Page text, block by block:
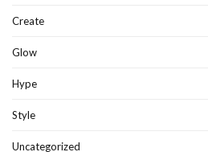
Create
Glow
Hype
Style
Uncategorized